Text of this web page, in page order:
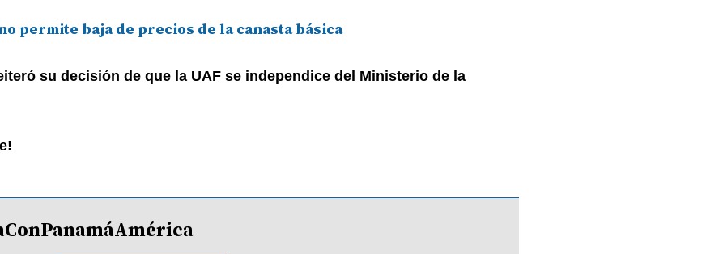
permite baja de precios de la canasta básica
su decisión de que la UAF se independice del Ministerio de la